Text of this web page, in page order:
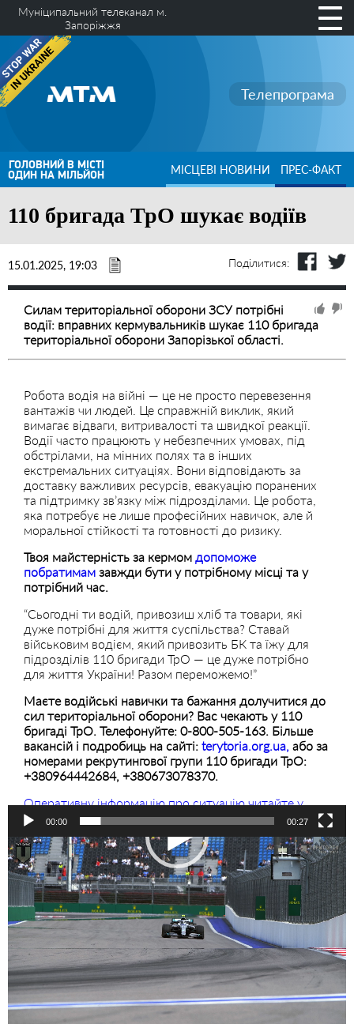
Муніципальний телеканал м.
Запоріжжя
Телепрограма
ГОЛОВНИЙ В МІСТІ
ОДИН НА МІЛЬЙОН МІСЦЕВІ НОВИНИ ПРЕС-ФАКТ
110 бригада ТрО шукає водіїв
15.01.2025, 19:03 Поділитися:
Силам територіальної оборони ЗСУ потрібні
водії: вправних кермувальників шукає 110 бригада
територіальної оборони Запорізької області.
Робота водія на війні — це не просто перевезення
вантажів чи людей. Це справжній виклик, який
вимагає відваги, витривалості та швидкої реакції.
Водії часто працюють у небезпечних умовах, під
обстрілами, на мінних полях та в інших
екстремальних ситуаціях. Вони відповідають за
доставку важливих ресурсів, евакуацію поранених
та підтримку зв’язку між підрозділами. Це робота,
яка потребує не лише професійних навичок, але й
моральної стійкості та готовності до ризику.
Твоя майстерність за кермом допоможе
побратимам завжди бути у потрібному місці та у
потрібний час.
“Сьогодні ти водій, привозиш хліб та товари, які
дуже потрібні для життя суспільства? Ставай
військовим водієм, який привозить БК та їжу для
підрозділів 110 бригади ТрО — це дуже потрібно
для життя України! Разом переможемо!”
Маєте водійські навички та бажання долучитися до
сил територіальної оборони? Вас чекають у 110
бригаді ТрО. Телефонуйте: 0-800-505-163. Більше
вакансій і подробиць на сайті: terytoria.org.ua, або за
номерами рекрутингової групи 110 бригади ТрО:
+380964442684, +380673078370.
Оперативну інформацію про ситуацію читайте у
нашому телеграмі
Відеопрогравач
00:00 00:27